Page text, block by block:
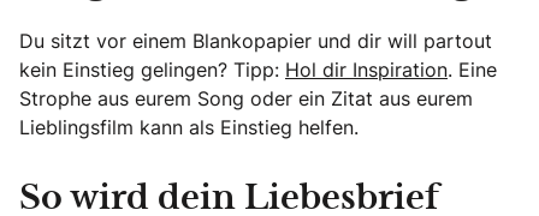
Du sitzt vor einem Blankopapier und dir will partout
kein Einstieg gelingen? Tipp: Hol dir Inspiration. Eine
Strophe aus eurem Song oder ein Zitat aus eurem
Lieblingsfilm kann als Einstieg helfen.
So wird dein Liebesbrief